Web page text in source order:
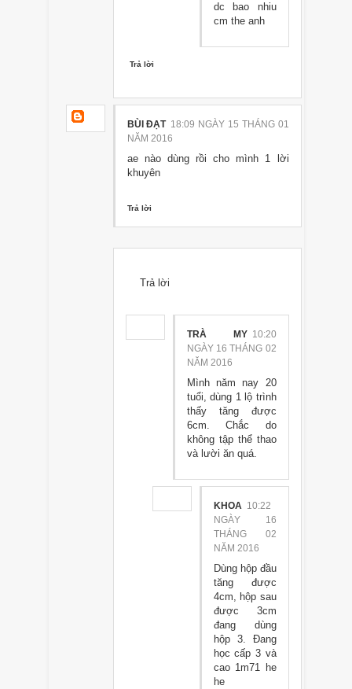
dc bao nhiu
cm the anh
Trả lời
BÙI ĐẠT 18:09 NGÀY 15 THÁNG 01
NĂM 2016
ae nào dùng rồi cho mình 1 lời
khuyên
Trả lời
Trả lời
TRÀ MY 10:20
NGÀY 16 THÁNG 02
NĂM 2016
Mình năm nay 20
tuổi, dùng 1 lộ trình
thấy tăng được
6cm. Chắc do
không tập thể thao
và lười ăn quá.
KHOA 10:22
NGÀY 16
THÁNG 02
NĂM 2016
Dùng hộp đầu
tăng được
4cm, hộp sau
được 3cm
đang dùng
hộp 3. Đang
học cấp 3 và
cao 1m71 he
he